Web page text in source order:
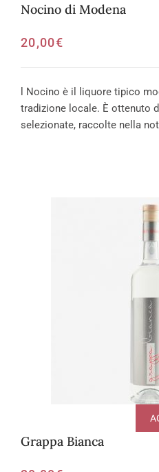
Nocino di Modena
20,00€
l Nocino è il liquore tipico
tradizione locale. È ottenuto
selezionate, raccolte nella
Grappa Bianca